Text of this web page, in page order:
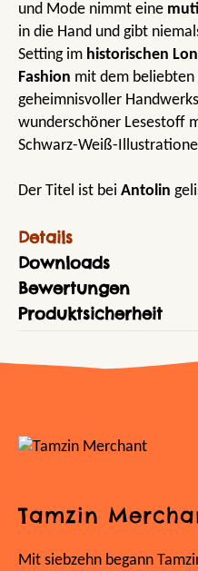
und Mode nimmt eine
in die Hand und gibt
Setting im historischen
Fashion mit dem beliebten
geheimnisvoller
wunderschöner Lesestoff
Schwarz-Weiß-
Der Titel ist bei Antolin
Details
Downloads
Bewertungen
Produktsicherheit
Tamzin
Mit siebzehn begann